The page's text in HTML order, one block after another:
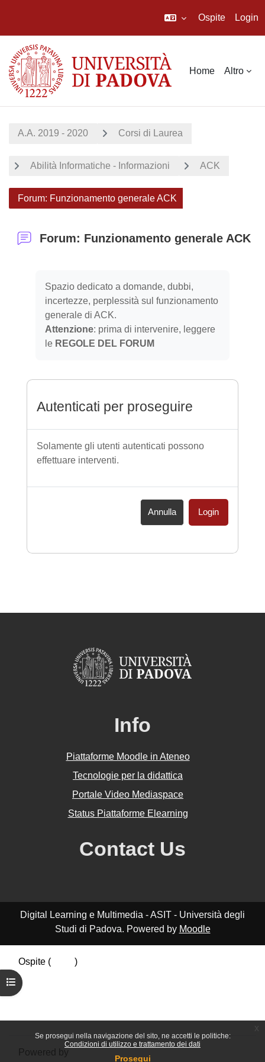
Se prosegui nella navigazione del sito, ne accetti le politiche:
Condizioni di utilizzo e trattamento dei dati
Prosegui
Ospite Login
Home Altro
Apri indice del corso
A.A. 2019 - 2020 Corsi di Laurea
Abilità Informatiche - Informazioni ACK
Forum: Funzionamento generale ACK
Forum: Funzionamento generale ACK
Spazio dedicato a domande, dubbi,
incertezze, perplessità sul funzionamento
generale di ACK.
Attenzione: prima di intervenire, leggere
le REGOLE DEL FORUM
Autenticati per proseguire
Solamente gli utenti autenticati possono
effettuare interventi.
Annulla Login
Info
Piattaforme Moodle in Ateneo
Tecnologie per la didattica
Portale Video Mediaspace
Status Piattaforme Elearning
Contact Us
Digital Learning e Multimedia - ASIT - Università degli
Studi di Padova. Powered by Moodle
Ospite (
)
Riepilogo della conservazione dei dati
Politiche
Passa al tema standard
Powered by